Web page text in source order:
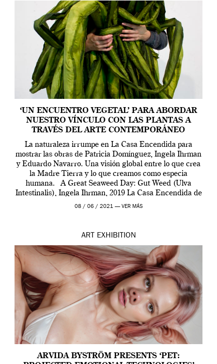
‘UN ENCUENTRO VEGETAL’ PARA ABORDAR
NUESTRO VÍNCULO CON LAS PLANTAS A
TRAVÉS DEL ARTE CONTEMPORÁNEO
La naturaleza irrumpe en La Casa Encendida para
mostrar las obras de Patricia Domínguez, Ingela Ihrman
y Eduardo Navarro. Una visión global entre lo que crea
la Madre Tierra y lo que creamos como especia
humana. A Great Seaweed Day: Gut Weed (Ulva
Intestinalis), Ingela Ihrman, 2019 La Casa Encendida de
Madrid y la Wellcome […]
08 / 06 / 2021 — VER MÁS
ART EXHIBITION
ARVIDA BYSTRÖM PRESENTS ‘PET: